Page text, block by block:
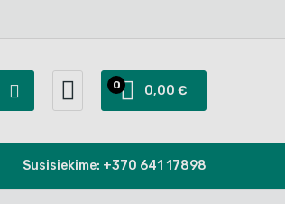
0,00 €
0
Susisiekime: +370 641 17898